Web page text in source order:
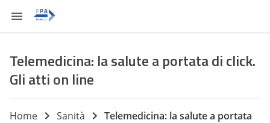
Telemedicina: la salute a portata di click.
Gli atti on line
Home Sanità
Telemedicina: la salute a portata